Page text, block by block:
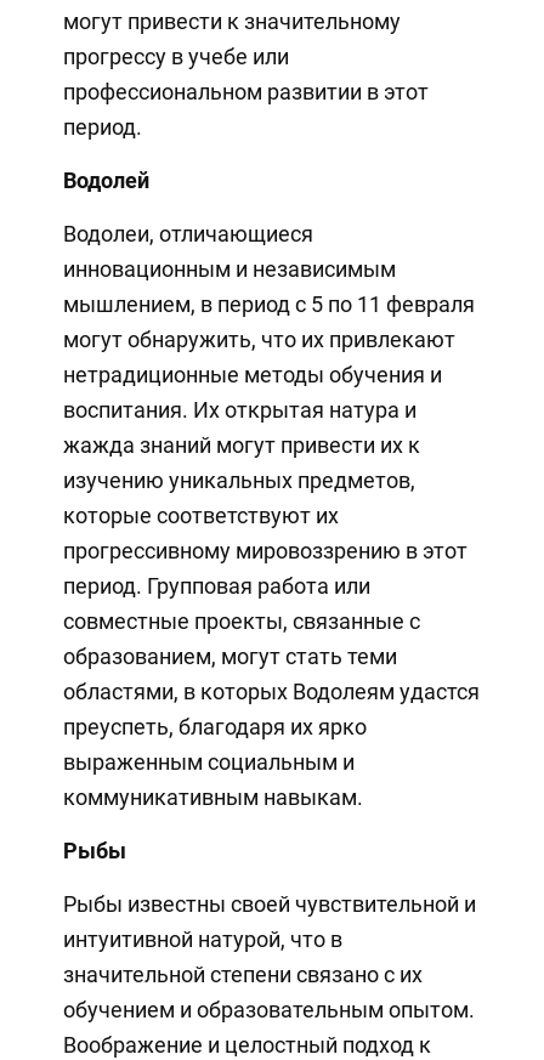
могут привести к значительному
прогрессу в учебе или
профессиональном развитии в этот
период.
Водолей
Водолеи, отличающиеся
инновационным и независимым
мышлением, в период с 5 по 11 февраля
могут обнаружить, что их привлекают
нетрадиционные методы обучения и
воспитания. Их открытая натура и
жажда знаний могут привести их к
изучению уникальных предметов,
которые соответствуют их
прогрессивному мировоззрению в этот
период. Групповая работа или
совместные проекты, связанные с
образованием, могут стать теми
областями, в которых Водолеям удастся
преуспеть, благодаря их ярко
выраженным социальным и
коммуникативным навыкам.
Рыбы
Рыбы известны своей чувствительной и
интуитивной натурой, что в
значительной степени связано с их
обучением и образовательным опытом.
Воображение и целостный подход к